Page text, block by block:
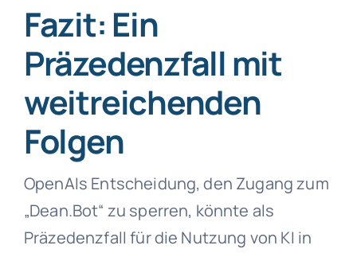
Fazit: Ein
Präzedenzfall mit
weitreichenden
Folgen
OpenAIs Entscheidung, den Zugang zum
„Dean.Bot“ zu sperren, könnte als
Präzedenzfall für die Nutzung von KI in